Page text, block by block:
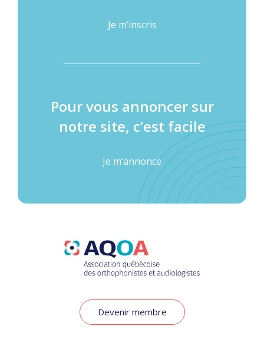
Je m’inscris
Pour vous annoncer sur
notre site, c’est facile
Je m’annonce
Devenir membre